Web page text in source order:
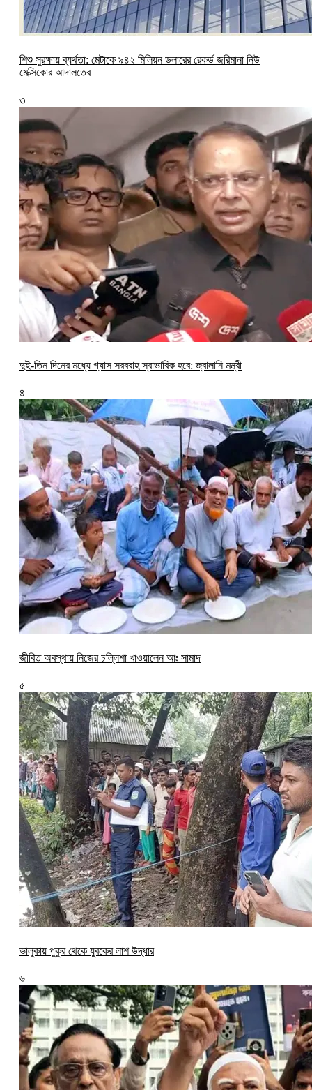
শিশু সুরক্ষায় ব্যর্থতা: মেটাকে ৯৪২ মিলিয়ন ডলারের রেকর্ড জরিমানা নিউ
মেক্সিকোর আদালতের
৩
দুই-তিন দিনের মধ্যে গ্যাস সরবরাহ স্বাভাবিক হবে: জ্বালানি মন্ত্রী
৪
জীবিত অবস্থায় নিজের চল্লিশা খাওয়ালেন আঃ সামাদ
৫
ভালুকায় পুকুর থেকে যুবকের লাশ উদ্ধার
৬